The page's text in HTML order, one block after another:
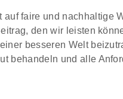
faire und nachhaltige
den wir leisten
besseren Welt
behandeln und alle